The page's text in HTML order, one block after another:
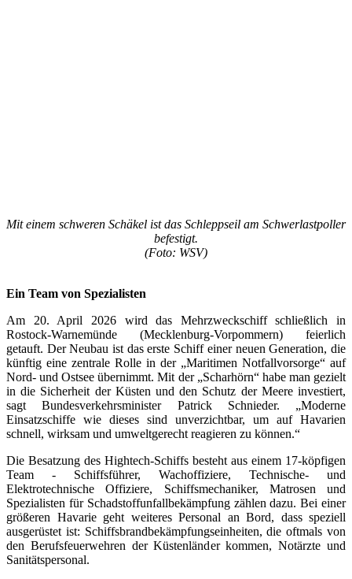
Mit einem schweren Schäkel ist das Schleppseil am Schwerlastpoller
befestigt.
(Foto: WSV)
Ein Team von Spezialisten
Am 20. April 2026 wird das Mehrzweckschiff schließlich in
Rostock-Warnemünde (Mecklenburg-Vorpommern) feierlich
getauft. Der Neubau ist das erste Schiff einer neuen Generation, die
künftig eine zentrale Rolle in der „Maritimen Notfallvorsorge“ auf
Nord- und Ostsee übernimmt. Mit der „Scharhörn“ habe man gezielt
in die Sicherheit der Küsten und den Schutz der Meere investiert,
sagt Bundesverkehrsminister Patrick Schnieder. „Moderne
Einsatzschiffe wie dieses sind unverzichtbar, um auf Havarien
schnell, wirksam und umweltgerecht reagieren zu können.“
Die Besatzung des Hightech-Schiffs besteht aus einem 17-köpfigen
Team - Schiffsführer, Wachoffiziere, Technische- und
Elektrotechnische Offiziere, Schiffsmechaniker, Matrosen und
Spezialisten für Schadstoffunfallbekämpfung zählen dazu. Bei einer
größeren Havarie geht weiteres Personal an Bord, dass speziell
ausgerüstet ist: Schiffsbrandbekämpfungseinheiten, die oftmals von
den Berufsfeuerwehren der Küstenländer kommen, Notärzte und
Sanitätspersonal.